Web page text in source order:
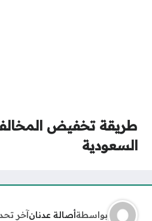
طريقة تخفيض
السعودية
بواسطةأصالة عدنانآخر